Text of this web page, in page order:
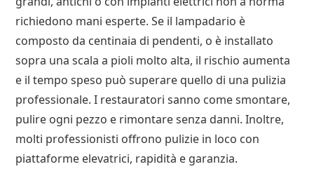
richiedono mani esperte. Se il lampadario è
composto da centinaia di pendenti, o è installato
sopra una scala a pioli molto alta, il rischio aumenta
e il tempo speso può superare quello di una pulizia
professionale. I restauratori sanno come smontare,
pulire ogni pezzo e rimontare senza danni. Inoltre,
molti professionisti offrono pulizie in loco con
piattaforme elevatrici, rapidità e garanzia.